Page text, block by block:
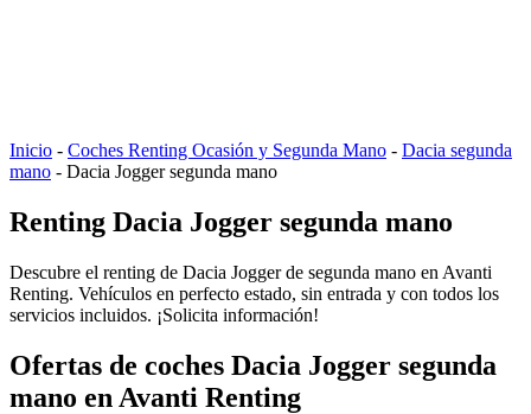
Inicio - Coches Renting Ocasión y Segunda Mano - Dacia segunda
mano - Dacia Jogger segunda mano
Renting Dacia Jogger segunda mano
Descubre el renting de Dacia Jogger de segunda mano en Avanti
Renting. Vehículos en perfecto estado, sin entrada y con todos los
servicios incluidos. ¡Solicita información!
Ofertas de coches Dacia Jogger segunda
mano en Avanti Renting